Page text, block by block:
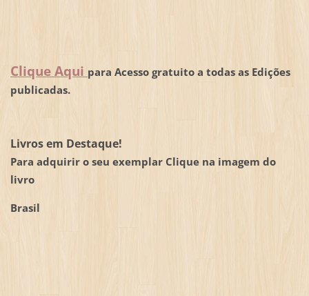
Clique Aqui para Acesso gratuito a todas as Edições
publicadas.
Livros em Destaque!
Para adquirir o seu exemplar Clique na imagem do
livro
Brasil